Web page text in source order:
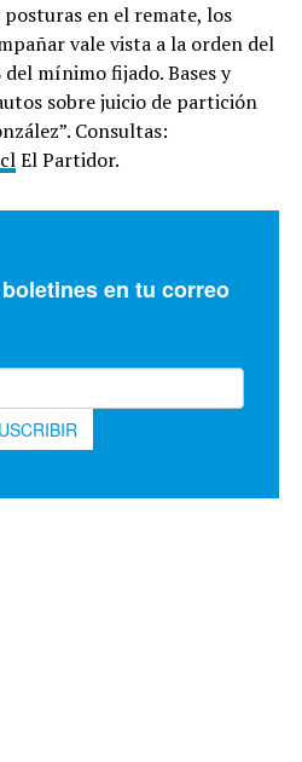
en el remate, los
vale vista a la orden del
mínimo fijado. Bases y
sobre juicio de partición
Consultas:
El Partidor.